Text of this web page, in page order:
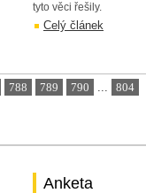
tyto věci řešily.
Celý článek
788 789 790 ... 804
Anketa